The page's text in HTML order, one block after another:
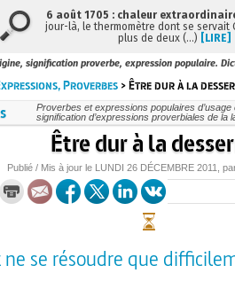
signification proverbe, expression populaire.
Proverbes > Être dur à la
Proverbes et expressions populaires d’usage
signification d’expressions proverbiales de la
Être dur à la
Publié / Mis à jour le LUNDI 26 DÉCEMBRE 2011 ,
ne se résoudre que
6 août 1705 : chaleur
jour-là, le thermomètre dont se servait
plus de deux (…) [LIRE]